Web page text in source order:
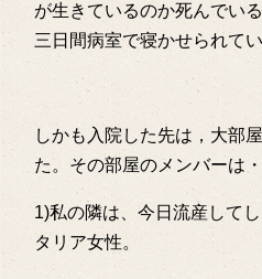
が生きているのか死んでい
三日間病室で寝かせられて
しかも入院した先は，大部
た。その部屋のメンバーは・
1)私の隣は、今日流産して
タリア女性。